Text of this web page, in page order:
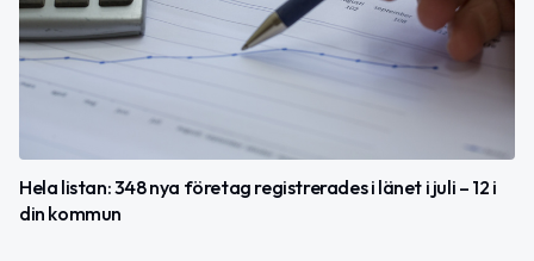
Hela listan: 348 nya företag registrerades i länet i juli – 12 i
din kommun